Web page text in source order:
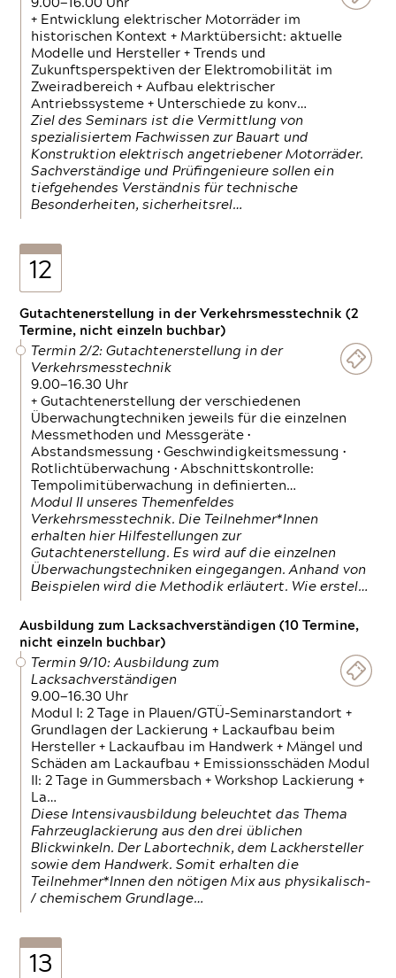
9.00—16.00 Uhr
+ Entwicklung elektrischer Motorräder im
historischen Kontext + Marktübersicht: aktuelle
Modelle und Hersteller + Trends und
Zukunftsperspektiven der Elektromobilität im
Zweiradbereich + Aufbau elektrischer
Antriebssysteme + Unterschiede zu konv…
Ziel des Seminars ist die Vermittlung von
spezialisiertem Fachwissen zur Bauart und
Konstruktion elektrisch angetriebener Motorräder.
Sachverständige und Prüfingenieure sollen ein
tiefgehendes Verständnis für technische
Besonderheiten, sicherheitsrel…
12
Gutachtenerstellung in der Verkehrsmesstechnik (2
Termine, nicht einzeln buchbar)
Termin 2/2: Gutachtenerstellung in der
Verkehrsmesstechnik
9.00—16.30 Uhr
+ Gutachtenerstellung der verschiedenen
Überwachungtechniken jeweils für die einzelnen
Messmethoden und Messgeräte •
Abstandsmessung • Geschwindigkeitsmessung •
Rotlichtüberwachung • Abschnittskontrolle:
Tempolimitüberwachung in definierten…
Modul II unseres Themenfeldes
Verkehrsmesstechnik. Die Teilnehmer*Innen
erhalten hier Hilfestellungen zur
Gutachtenerstellung. Es wird auf die einzelnen
Überwachungstechniken eingegangen. Anhand von
Beispielen wird die Methodik erläutert. Wie erstel…
Ausbildung zum Lacksachverständigen (10 Termine,
nicht einzeln buchbar)
Termin 9/10: Ausbildung zum
Lacksachverständigen
9.00—16.30 Uhr
Modul I: 2 Tage in Plauen/GTÜ-Seminarstandort +
Grundlagen der Lackierung + Lackaufbau beim
Hersteller + Lackaufbau im Handwerk + Mängel und
Schäden am Lackaufbau + Emissionsschäden Modul
II: 2 Tage in Gummersbach + Workshop Lackierung +
La…
Diese Intensivausbildung beleuchtet das Thema
Fahrzeuglackierung aus den drei üblichen
Blickwinkeln. Der Labortechnik, dem Lackhersteller
sowie dem Handwerk. Somit erhalten die
Teilnehmer*Innen den nötigen Mix aus physikalisch-
/ chemischem Grundlage…
13